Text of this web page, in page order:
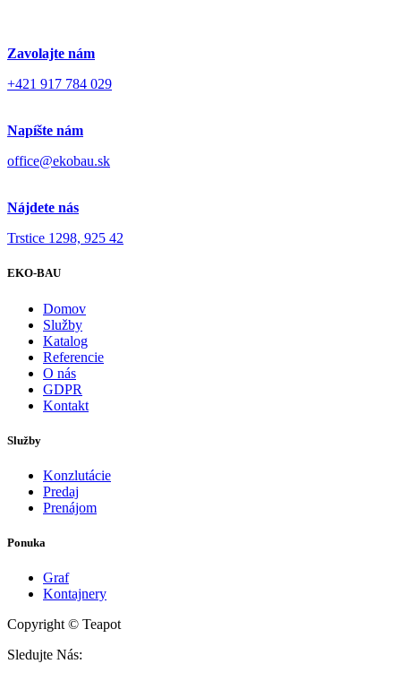
Zavolajte nám
+421 917 784 029
Napíšte nám
office@ekobau.sk
Nájdete nás
Trstice 1298, 925 42
EKO-BAU
Domov
Služby
Katalog
Referencie
O nás
GDPR
Kontakt
Služby
Konzlutácie
Predaj
Prenájom
Ponuka
Graf
Kontajnery
Copyright © Teapot
Sledujte Nás: